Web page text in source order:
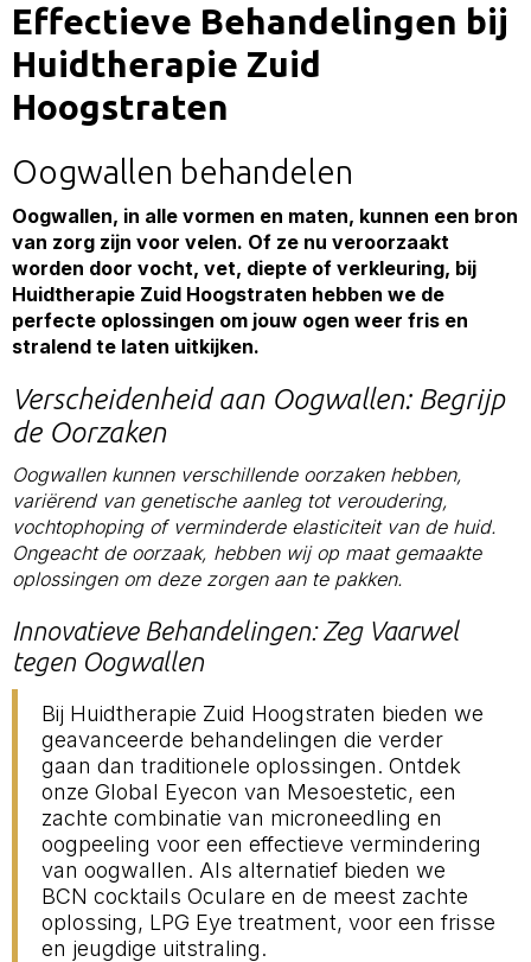
Effectieve Behandelingen bij
Huidtherapie Zuid
Hoogstraten
Oogwallen behandelen
Oogwallen, in alle vormen en maten, kunnen een bron
van zorg zijn voor velen. Of ze nu veroorzaakt
worden door vocht, vet, diepte of verkleuring, bij
Huidtherapie Zuid Hoogstraten hebben we de
perfecte oplossingen om jouw ogen weer fris en
stralend te laten uitkijken.
Verscheidenheid aan Oogwallen: Begrijp
de Oorzaken
Oogwallen kunnen verschillende oorzaken hebben,
variërend van genetische aanleg tot veroudering,
vochtophoping of verminderde elasticiteit van de huid.
Ongeacht de oorzaak, hebben wij op maat gemaakte
oplossingen om deze zorgen aan te pakken.
Innovatieve Behandelingen: Zeg Vaarwel
tegen Oogwallen
Bij Huidtherapie Zuid Hoogstraten bieden we
geavanceerde behandelingen die verder
gaan dan traditionele oplossingen. Ontdek
onze Global Eyecon van Mesoestetic, een
zachte combinatie van microneedling en
oogpeeling voor een effectieve vermindering
van oogwallen. Als alternatief bieden we
BCN cocktails Oculare en de meest zachte
oplossing, LPG Eye treatment, voor een frisse
en jeugdige uitstraling.